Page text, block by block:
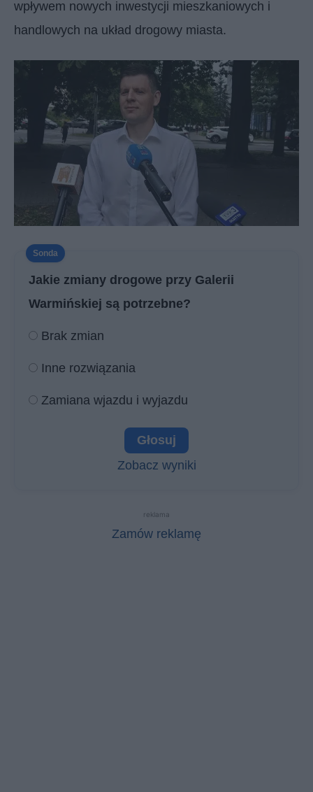
wpływem nowych inwestycji mieszkaniowych i
handlowych na układ drogowy miasta.
Jakie zmiany drogowe przy Galerii
Warmińskiej są potrzebne?
Brak zmian
Inne rozwiązania
Zamiana wjazdu i wyjazdu
Zobacz wyniki
reklama
Zamów reklamę